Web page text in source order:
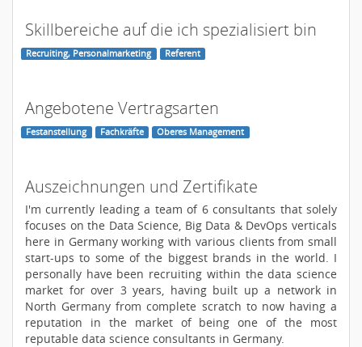
Skillbereiche auf die ich spezialisiert bin
Recruiting, Personalmarketing Referent
Angebotene Vertragsarten
Festanstellung Fachkräfte Oberes Management
Auszeichnungen und Zertifikate
I'm currently leading a team of 6 consultants that solely
focuses on the Data Science, Big Data & DevOps verticals
here in Germany working with various clients from small
start-ups to some of the biggest brands in the world. I
personally have been recruiting within the data science
market for over 3 years, having built up a network in
North Germany from complete scratch to now having a
reputation in the market of being one of the most
reputable data science consultants in Germany.